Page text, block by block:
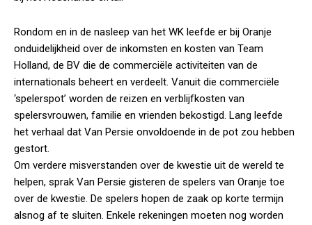
Rondom en in de nasleep van het WK leefde er bij Oranje
onduidelijkheid over de inkomsten en kosten van Team
Holland, de BV die de commerciële activiteiten van de
internationals beheert en verdeelt. Vanuit die commerciële
‘spelerspot’ worden de reizen en verblijfkosten van
spelersvrouwen, familie en vrienden bekostigd. Lang leefde
het verhaal dat Van Persie onvoldoende in de pot zou hebben
gestort.
Om verdere misverstanden over de kwestie uit de wereld te
helpen, sprak Van Persie gisteren de spelers van Oranje toe
over de kwestie. De spelers hopen de zaak op korte termijn
alsnog af te sluiten. Enkele rekeningen moeten nog worden